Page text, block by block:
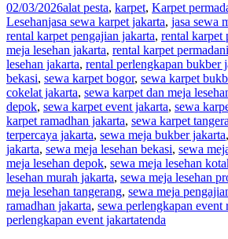
02/03/2026alat pesta, karpet, Karpet
Lesehanjasa sewa karpet jakarta, jasa sewa
rental karpet pengajian jakarta, rental karpet
meja lesehan jakarta, rental karpet
lesehan jakarta, rental perlengkapan bukber
bekasi, sewa karpet bogor, sewa karpet
cokelat jakarta, sewa karpet dan meja
depok, sewa karpet event jakarta, sewa
karpet ramadhan jakarta, sewa karpet
terpercaya jakarta, sewa meja bukber jakarta,
jakarta, sewa meja lesehan bekasi, sewa
meja lesehan depok, sewa meja lesehan
lesehan murah jakarta, sewa meja lesehan
meja lesehan tangerang, sewa meja
ramadhan jakarta, sewa perlengkapan event
perlengkapan event jakartatenda